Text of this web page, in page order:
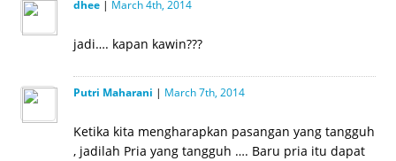
dhee| March 4th, 2014
jadi…. kapan kawin???
Putri Maharani | March 7th, 2014
Ketika kita mengharapkan pasangan yang tangguh
, jadilah Pria yang tangguh …. Baru pria itu dapat